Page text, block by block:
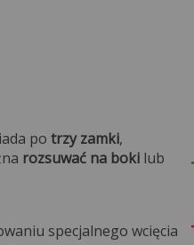
po trzy zamki,
rozsuwać na boki lub
specjalnego wcięcia